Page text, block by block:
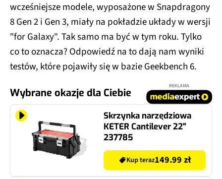
wcześniejsze modele, wyposażone w Snapdragony
8 Gen 2 i Gen 3, miały na pokładzie układy w wersji
"for Galaxy". Tak samo ma być w tym roku. Tylko
co to oznacza? Odpowiedź na to dają nam wyniki
testów, które pojawiły się w bazie Geekbench 6.
Wybrane okazje dla Ciebie
REKLAMA
Skrzynka narzędziowa
KETER Cantilever 22"
237785
Kup teraz149.99 zł